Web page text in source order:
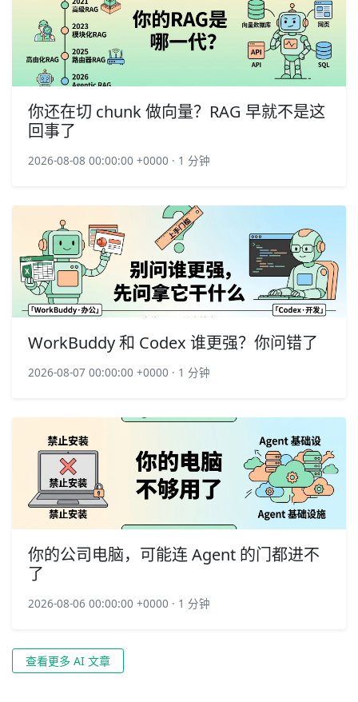
你还在切 chunk 做向量？RAG 早就不是这
回事了
2026-08-08 00:00:00 +0000 · 1 分钟
WorkBuddy 和 Codex 谁更强？你问错了
2026-08-07 00:00:00 +0000 · 1 分钟
你的公司电脑，可能连 Agent 的门都进不
了
2026-08-06 00:00:00 +0000 · 1 分钟
查看更多 AI 文章